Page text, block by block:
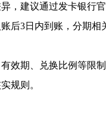
，建议通过发卡银行
后3日内到账，分期
效期、兑换比例等限
规则。